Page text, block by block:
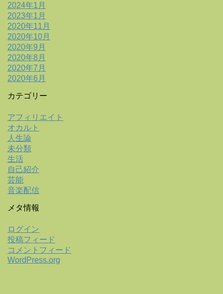
2024年1月
2023年1月
2020年11月
2020年10月
2020年9月
2020年8月
2020年7月
2020年6月
カテゴリー
アフィリエイト
オカルト
人生論
未分類
生活
自己紹介
芸能
音楽配信
メタ情報
ログイン
投稿フィード
コメントフィード
WordPress.org